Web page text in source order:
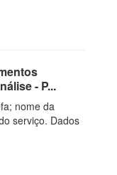
- P...
nome da
serviço. Dados